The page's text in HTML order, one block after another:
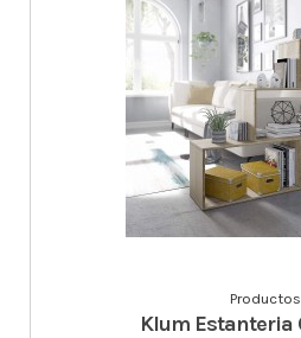
Productos
Klum Estanteria